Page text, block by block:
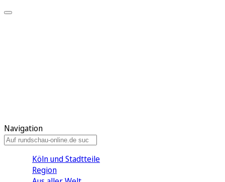
Navigation
Köln und Stadtteile
Region